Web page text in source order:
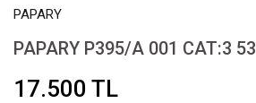
PAPARY
PAPARY P395/A 001 CAT:3 53
17.500 TL